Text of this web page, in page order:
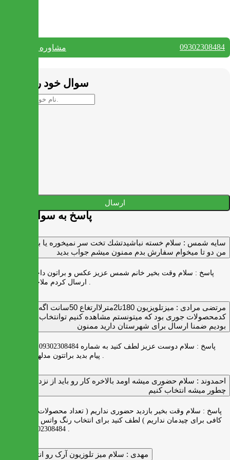
مشاوره واتس آپ 09302308484
سوال خود را بپرسید
ارسال
پاسخ به سوالات شما
سايه شمس : سلام خسته نباشيدتشك تخت سر نميخوره يا برنميگرده
من دو تا ميخوام سفارش بدم ممنون ميشم جواب بديد
پاسخ : سلام وقت بخیر خانم شمس عزیز عکس و براتون داخل واتس اپ
مرتضی مرادی :
میزتلویزیون 180تا2مترلاارتغاع 50سانت اگه
کدمحصولات جوری بود که میتونستم مشاهده کنیم توانتخاب راحت‌تر
بودیم ضمنا ارسال برای شهرستان دارید ممنون
پاسخ :
پیام بدید براتتون مدلها رو بفرستیم .
احمدوند : سلام حضوری میشه اومد بالاخره کار رو باید از نزدیک دید
چطور میشه انتخاب کنیم
پاسخ : سلام وقت بخیر بازدید حضوری نداریم ( تعداد محصولات زیاد و فضای
کافی برای چیدمان نداریم ) لطف کنید برای انتخاب رنگ واتس اپ به شماره
مهدی : سلام میز تلوزیون آرک رو انتخاب کردم